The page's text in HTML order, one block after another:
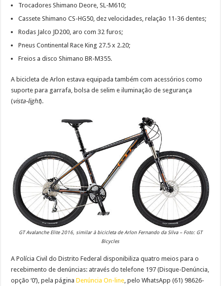
Trocadores Shimano Deore, SL-M610;
Cassete Shimano CS-HG50, dez velocidades, relação 11-36 dentes;
Rodas Jalco JD200, aro com 32 furos;
Pneus Continental Race King 27.5 x 2.20;
Freios a disco Shimano BR-M355.
A bicicleta de Arlon estava equipada também com acessórios como
suporte para garrafa, bolsa de selim e iluminação de segurança
(vista-light).
GT Avalanche Elite 2016, similar à bicicleta de Arlon Fernando da Silva – Foto: GT
Bicycles
A Polícia Civil do Distrito Federal disponibiliza quatro meios para o
recebimento de denúncias: através do telefone 197 (Disque-Denúncia,
opção ‘0’), pela páginaDenúncia On-line , pelo WhatsApp (61) 98626-